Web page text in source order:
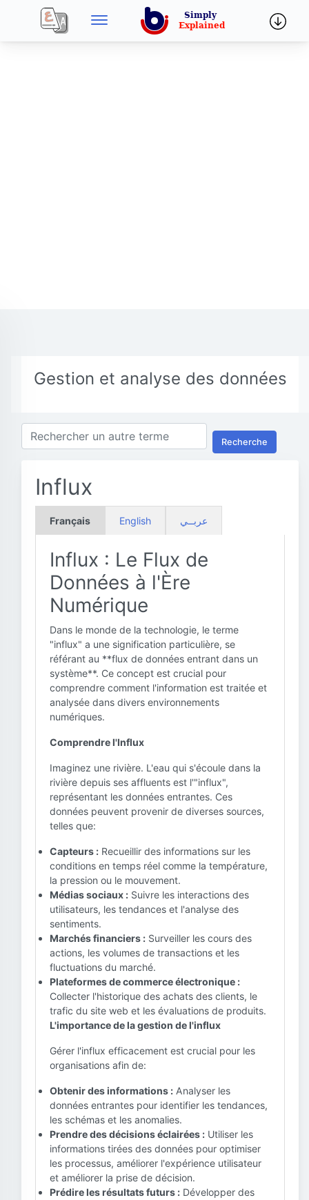
Gestion et analyse des données
Recherche
Influx
Français English عربــي
Influx : Le Flux de
Données à l'Ère
Numérique
Dans le monde de la technologie, le terme
"influx" a une signification particulière, se
référant au **flux de données entrant dans un
système**. Ce concept est crucial pour
comprendre comment l'information est traitée et
analysée dans divers environnements
numériques.
Comprendre l'Influx
Imaginez une rivière. L'eau qui s'écoule dans la
rivière depuis ses affluents est l'"influx",
représentant les données entrantes. Ces
données peuvent provenir de diverses sources,
telles que:
Capteurs : Recueillir des informations sur les
conditions en temps réel comme la température,
la pression ou le mouvement.
Médias sociaux : Suivre les interactions des
utilisateurs, les tendances et l'analyse des
sentiments.
Marchés financiers : Surveiller les cours des
actions, les volumes de transactions et les
fluctuations du marché.
Plateformes de commerce électronique :
Collecter l'historique des achats des clients, le
trafic du site web et les évaluations de produits.
L'importance de la gestion de l'influx
Gérer l'influx efficacement est crucial pour les
organisations afin de:
Obtenir des informations : Analyser les
données entrantes pour identifier les tendances,
les schémas et les anomalies.
Prendre des décisions éclairées : Utiliser les
informations tirées des données pour optimiser
les processus, améliorer l'expérience utilisateur
et améliorer la prise de décision.
Prédire les résultats futurs : Développer des